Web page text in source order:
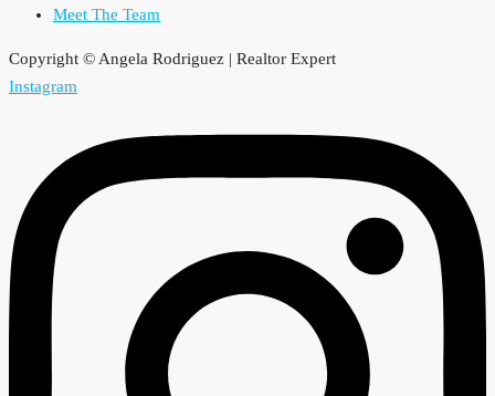
Meet The Team
Copyright © Angela Rodriguez | Realtor Expert
Instagram